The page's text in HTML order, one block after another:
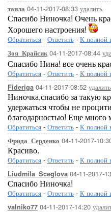
таила 04-11-2017-08:33 удалить
Спасибо Ниночка! Очень
Хорошего настроения!
Обратиться - Ответить - К полной
Зоя_Крайсик04-11-2017-08:44
Спасибо Нина! все очень
Обратиться - Ответить - К полной
Fideriga 04-11-2017-08:52 удалить
Ниночка,спасибо за такую
удержаться чтобы не
благодарностью! Еще много
Обратиться - Ответить - К полной
Фрида_Серденко 04-11-2017-
Красиво.
Обратиться - Ответить - К полной
Liudmila_Sceglova 04-11-2017-
Спасибо Ниночка!
Обратиться - Ответить - К полной
valniko77 04-11-2017-14:20